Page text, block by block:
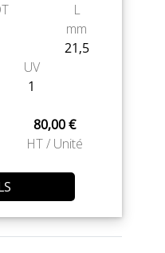
L
mm
21,5
UV
1
80,00 €
HT / Unité